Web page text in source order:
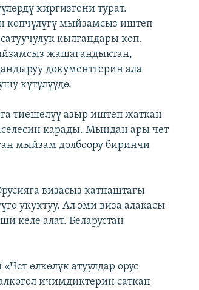
киргизгени турат.
көпчүлүгү мыйзамсыз иштеп
кылгандары көп.
жашагандыктан,
документтерин ала
күтүлүүдө.
тиешелүү азыр иштеп жаткан
карады. Мындан ары чет
мыйзам долбоору биринчи
визасыз катнаштагы
укуктуу. Ал эми виза алакасы
келе алат. Беларустан
өлкөлүк атуулдар орус
ичимдиктерин саткан